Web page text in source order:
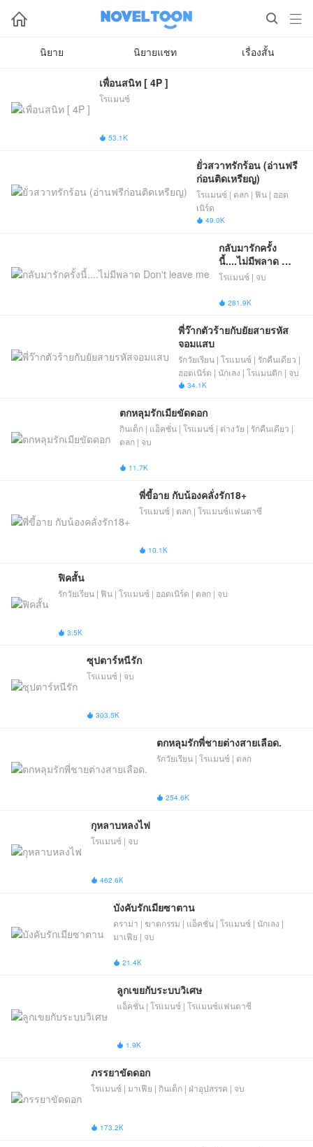
  
นิยาย นิยายแชท เรื่องสั้น
เพื่อนสนิท [ 4P ]
โรแมนซ์
 53.1K
ยั่วสวาทรักร้อน (อ่านฟรี
ก่อนติดเหรียญ)
โรแมนซ์ | ตลก | ฟิน | ฮอต
เนิร์ด
 49.0K
กลับมารักครั้ง
นี้....ไม่มีพลาด
Don't leave me
โรแมนซ์ | จบ
 281.9K
พี่ว๊ากตัวร้ายกับยัยสายรหัส
จอมแสบ
รักวัยเรียน | โรแมนซ์ | รักคืนเดียว |
ฮอตเนิร์ด | นักเลง | โรแมนติก | จบ
 34.1K
ตกหลุมรักเมียขัดดอก
กินเด็ก | แอ็คชั่น | โรแมนซ์ | ต่างวัย | รักคืนเดียว |
ตลก | จบ
 11.7K
พี่ขี้อาย​ กับน้องคลั่ง​รัก​18​+
โรแมนซ์ | ตลก | โรแมนซ์แฟนตาซี
 10.1K
ฟิคสั้น
รักวัยเรียน | ฟิน | โรแมนซ์ | ฮอตเนิร์ด | ตลก | จบ
 3.5K
ซุปตาร์หนีรัก
โรแมนซ์ | จบ
 303.5K
ตกหลุมรักพี่ชายต่างสายเลือด.
รักวัยเรียน | โรแมนซ์ | ตลก
 254.6K
กุหลาบหลงไฟ
โรแมนซ์ | จบ
 462.6K
บังคับรักเมียซาตาน
ดราม่า | ฆาตกรรม | แอ็คชั่น | โรแมนซ์ | นักเลง |
มาเฟีย | จบ
 21.4K
ลูกเขยกับระบบวิเศษ
แอ็คชั่น | โรแมนซ์ | โรแมนซ์แฟนตาซี
 1.9K
ภรรยาขัดดอก
โรแมนซ์ | มาเฟีย | กินเด็ก | ฝ่าอุปสรรค | จบ
 173.2K